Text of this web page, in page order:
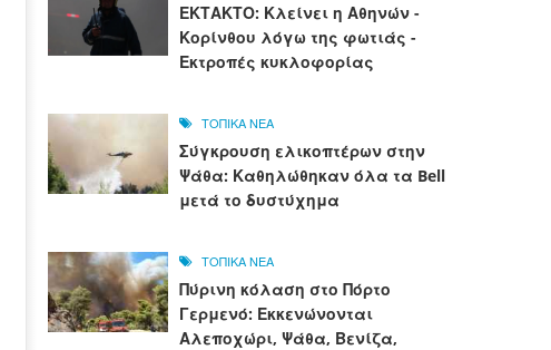
ΕΚΤΑΚΤΟ: Κλείνει η Αθηνών -
Κορίνθου λόγω της φωτιάς -
Εκτροπές κυκλοφορίας
ΤΟΠΙΚΑ ΝΕΑ
Σύγκρουση ελικοπτέρων στην
Ψάθα: Καθηλώθηκαν όλα τα Bell
μετά το δυστύχημα
ΤΟΠΙΚΑ ΝΕΑ
Πύρινη κόλαση στο Πόρτο
Γερμενό: Εκκενώνονται
Αλεποχώρι, Ψάθα, Βενίζα,